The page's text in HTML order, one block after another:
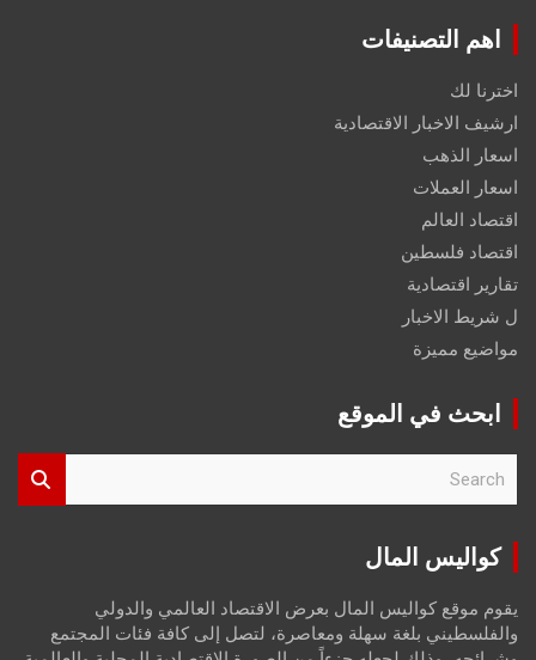
اهم التصنيفات
اخترنا لك
ارشيف الاخبار الاقتصادية
اسعار الذهب
اسعار العملات
اقتصاد العالم
اقتصاد فلسطين
تقارير اقتصادية
ل شريط الاخبار
مواضيع مميزة
ابحث في الموقع
r
كواليس المال
يقوم موقع كواليس المال بعرض الاقتصاد العالمي والدولي
والفلسطيني بلغة سهلة ومعاصرة، لتصل إلى كافة فئات المجتمع